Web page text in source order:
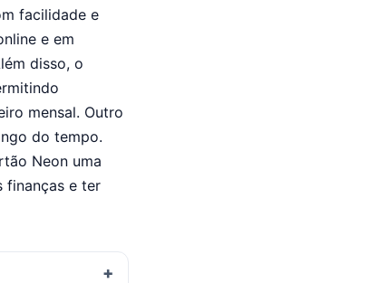
facilidade e
e em
disso, o
mensal. Outro
do tempo.
Neon uma
finanças e ter